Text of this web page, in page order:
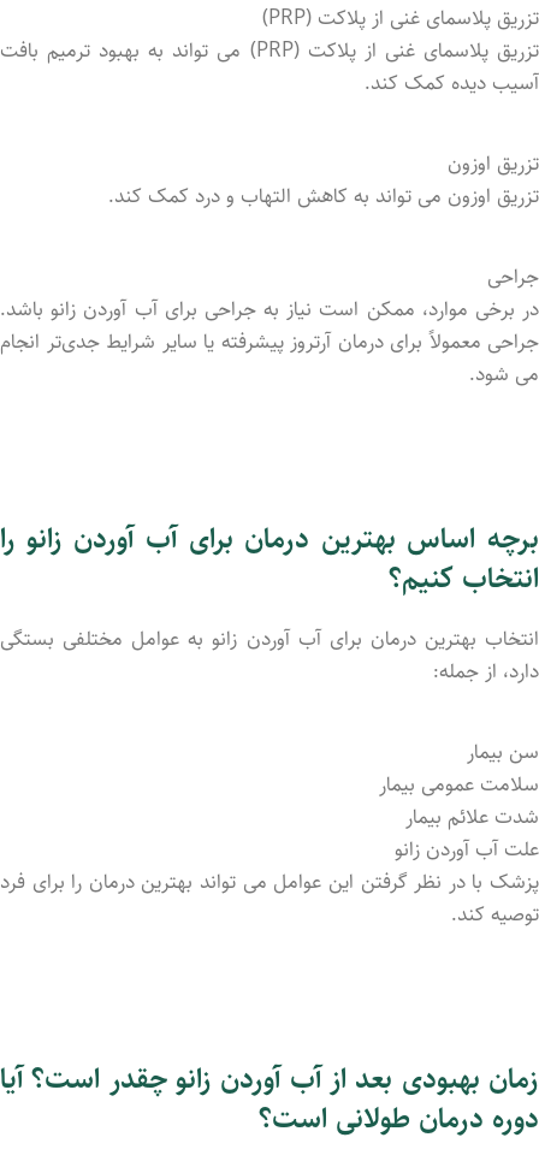
تزریق پلاسمای غنی از پلاکت (PRP)
تزریق پلاسمای غنی از پلاکت (PRP) می‌ تواند به بهبود ترمیم بافت
آسیب‌ دیده کمک کند.
تزریق اوزون
تزریق اوزون می ‌تواند به کاهش التهاب و درد کمک کند.
جراحی
در برخی موارد، ممکن است نیاز به جراحی برای آب آوردن زانو باشد.
جراحی معمولاً برای درمان آرتروز پیشرفته یا سایر شرایط جدی‌تر انجام
می‌ شود.
برچه اساس بهترین درمان برای آب آوردن زانو را
انتخاب کنیم؟
انتخاب بهترین درمان برای آب آوردن زانو به عوامل مختلفی بستگی
دارد، از جمله:
سن بیمار
سلامت عمومی بیمار
شدت علائم بیمار
علت آب آوردن زانو
پزشک با در نظر گرفتن این عوامل می ‌تواند بهترین درمان را برای فرد
توصیه کند.
زمان بهبودی بعد از آب آوردن زانو چقدر است؟ آیا
دوره درمان طولانی است؟